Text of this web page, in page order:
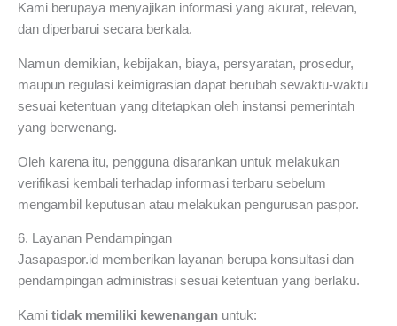
Kami berupaya menyajikan informasi yang akurat, relevan,
dan diperbarui secara berkala.
Namun demikian, kebijakan, biaya, persyaratan, prosedur,
maupun regulasi keimigrasian dapat berubah sewaktu-waktu
sesuai ketentuan yang ditetapkan oleh instansi pemerintah
yang berwenang.
Oleh karena itu, pengguna disarankan untuk melakukan
verifikasi kembali terhadap informasi terbaru sebelum
mengambil keputusan atau melakukan pengurusan paspor.
6. Layanan Pendampingan
Jasapaspor.id memberikan layanan berupa konsultasi dan
pendampingan administrasi sesuai ketentuan yang berlaku.
Kami tidak memiliki kewenangan untuk: